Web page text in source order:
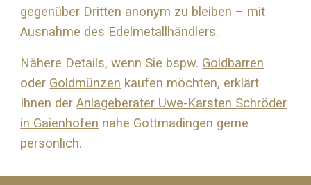
gegenüber Dritten anonym zu bleiben – mit
Ausnahme des Edelmetallhändlers.
Nähere Details, wenn Sie bspw. Goldbarren
oder Goldmünzen kaufen möchten, erklärt
Ihnen derAnlageberater Uwe-Karsten Schröder
in Gaienhofen nahe Gottmadingen gerne
persönlich.